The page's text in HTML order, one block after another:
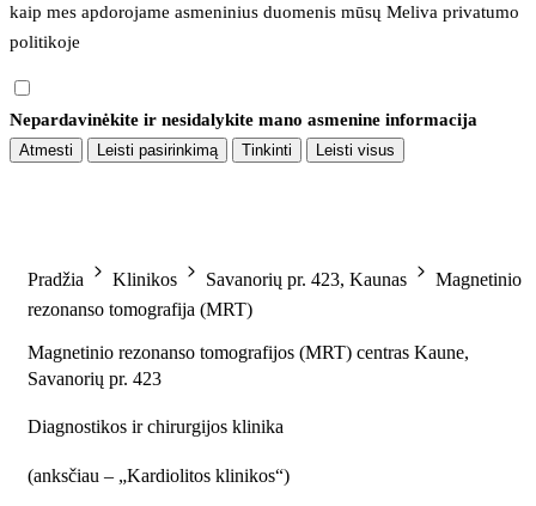
kaip mes apdorojame asmeninius duomenis mūsų Meliva privatumo
politikoje
Nepardavinėkite ir nesidalykite mano asmenine informacija
Atmesti Leisti pasirinkimą Tinkinti Leisti visus
Pradžia Klinikos Savanorių pr. 423, Kaunas
Magnetinio
rezonanso tomografija (MRT)
Magnetinio rezonanso tomografijos (MRT) centras Kaune,
Savanorių pr. 423
Diagnostikos ir chirurgijos klinika
(anksčiau – „Kardiolitos klinikos“)